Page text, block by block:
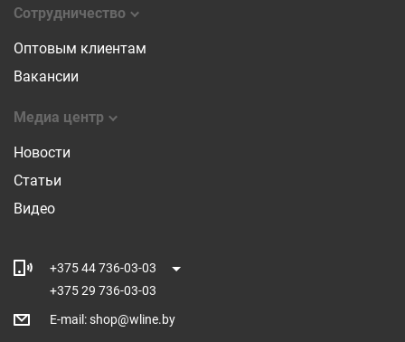
Сотрудничество
Оптовым клиентам
Вакансии
Медиа центр
Новости
Статьи
Видео
+375 44 736-03-03
+375 29 736-03-03
E-mail :shop@wline.by